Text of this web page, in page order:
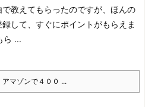
教えてもらったのですが、 ほんの
して、 すぐにポイントがもらえま
ら ...
アマゾンで４００ ...